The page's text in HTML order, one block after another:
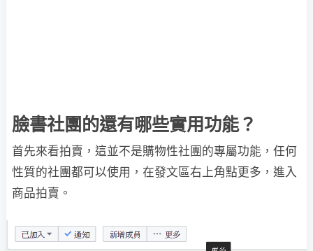
臉書社團的還有哪些實用功能？
首先來看拍賣，這並不是購物性社團的專屬功能，任何
性質的社團都可以使用，在發文區右上角點更多，進入
商品拍賣。